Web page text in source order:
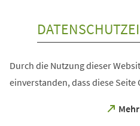
Durch die Nutzung dieser
einverstanden, dass diese Seite
(Öffnet